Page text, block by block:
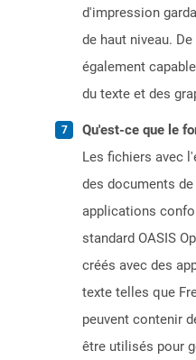
d'impression
de haut niveau.
également
du texte et des
Qu'est-ce que le
Les fichiers avec
des documents
applications
standard OASIS
créés avec des
texte telles que
peuvent contenir
être utilisés pour